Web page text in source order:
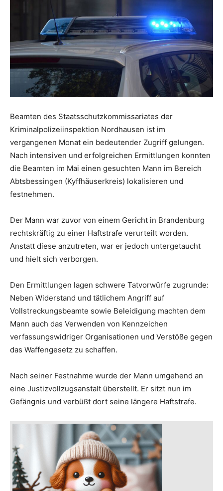
Beamten des Staatsschutzkommissariates der
Kriminalpolizeiinspektion Nordhausen ist im
vergangenen Monat ein bedeutender Zugriff gelungen.
Nach intensiven und erfolgreichen Ermittlungen konnten
die Beamten im Mai einen gesuchten Mann im Bereich
Abtsbessingen (Kyffhäuserkreis) lokalisieren und
festnehmen.
Der Mann war zuvor von einem Gericht in Brandenburg
rechtskräftig zu einer Haftstrafe verurteilt worden.
Anstatt diese anzutreten, war er jedoch untergetaucht
und hielt sich verborgen.
Den Ermittlungen lagen schwere Tatvorwürfe zugrunde:
Neben Widerstand und tätlichem Angriff auf
Vollstreckungsbeamte sowie Beleidigung machten dem
Mann auch das Verwenden von Kennzeichen
verfassungswidriger Organisationen und Verstöße gegen
das Waffengesetz zu schaffen.
Nach seiner Festnahme wurde der Mann umgehend an
eine Justizvollzugsanstalt überstellt. Er sitzt nun im
Gefängnis und verbüßt dort seine längere Haftstrafe.